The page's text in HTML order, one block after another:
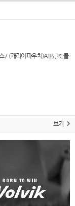
/ (캐리어파우치)ABS,PC폴
보기